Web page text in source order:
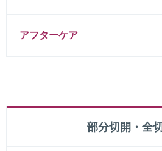
アフターケア
部分切開・全